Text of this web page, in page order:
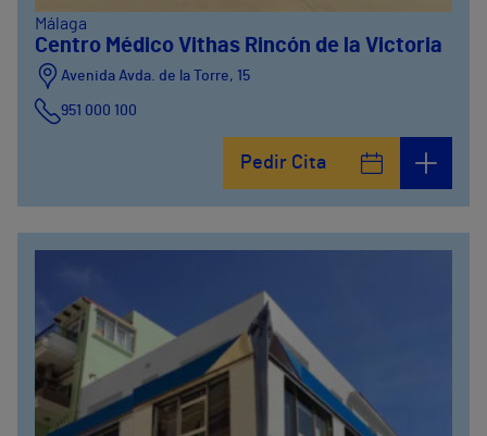
Málaga
Centro Médico Vithas Rincón de la Victoria
Avenida Avda. de la Torre, 15
951 000 100
951 000 100
Pedir Cita